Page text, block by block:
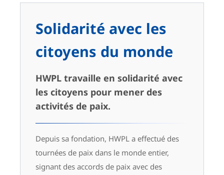
Solidarité avec les
citoyens du monde
HWPL travaille en solidarité avec
les citoyens pour mener des
activités de paix.
Depuis sa fondation, HWPL a effectué des
tournées de paix dans le monde entier,
signant des accords de paix avec des